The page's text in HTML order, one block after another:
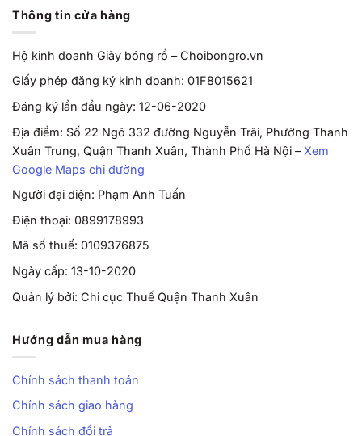
Thông tin cửa hàng
Hộ kinh doanh Giày bóng rổ – Choibongro.vn
Giấy phép đăng ký kinh doanh: 01F8015621
Đăng ký lần đầu ngày: 12-06-2020
Địa điểm: Số 22 Ngõ 332 đường Nguyễn Trãi, Phường Thanh
Xuân Trung, Quận Thanh Xuân, Thành Phố Hà Nội – Xem
Google Maps chỉ đường
Người đại diện: Phạm Anh Tuấn
Điện thoại: 0899178993
Mã số thuế: 0109376875
Ngày cấp: 13-10-2020
Quản lý bởi: Chi cục Thuế Quận Thanh Xuân
Hướng dẫn mua hàng
Chính sách thanh toán
Chính sách giao hàng
Chính sách đổi trả